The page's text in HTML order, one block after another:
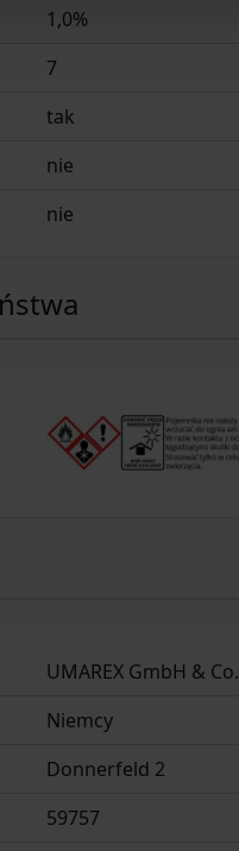
1,0%
7
tak
nie
nie
UMAREX GmbH &
Niemcy
Donnerfeld 2
59757